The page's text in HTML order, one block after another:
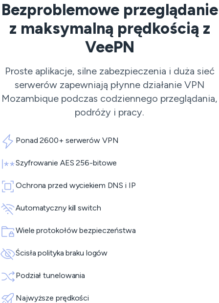
Bezproblemowe przeglądanie
z maksymalną prędkością z
VeePN
Proste aplikacje, silne zabezpieczenia i duża sieć
serwerów zapewniają płynne działanie VPN
Mozambique podczas codziennego przeglądania,
podróży i pracy.
Ponad 2600+ serwerów VPN
Szyfrowanie AES 256-bitowe
Ochrona przed wyciekiem DNS i IP
Automatyczny kill switch
Wiele protokołów bezpieczeństwa
Ścisła polityka braku logów
Podział tunelowania
Najwyższe prędkości